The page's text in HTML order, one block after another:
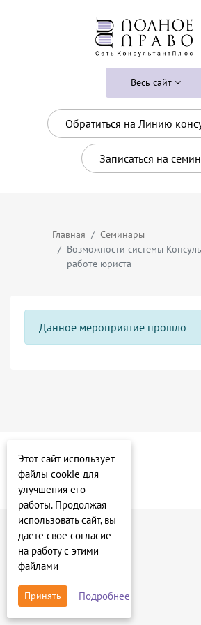
Весь сайт
Обратиться на Линию
Записаться на
Главная
Семинары
Возможности системы
работе юриста
Данное мероприятие прошло
Этот сайт использует
файлы cookie для
улучшения его
работы. Продолжая
использовать сайт, вы
даете свое согласие
на работу с этими
файлами
Принять Подробнее